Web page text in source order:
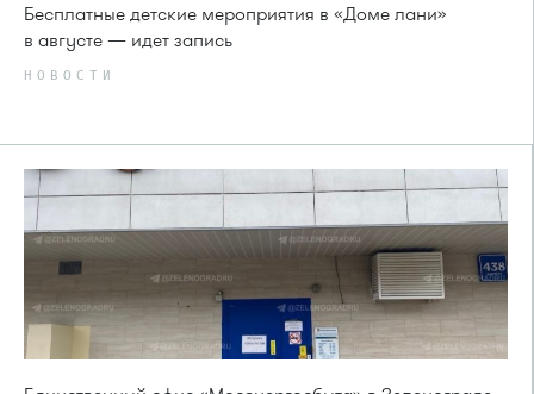
Бесплатные детские мероприятия в «Доме лани»
в августе — идет запись
НОВОСТИ